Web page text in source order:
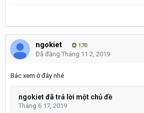
ngokiet 170
Đã đăng Tháng 11 2, 2019
Bác xem ở đây nhé